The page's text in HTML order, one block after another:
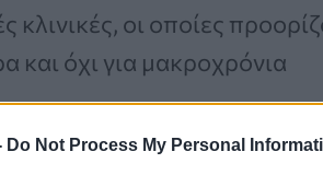
Do Not Process My Personal
οι οποίες
και όχι για μακροχρόνια